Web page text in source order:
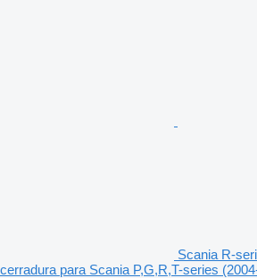
Scania R-
cerradura para Scania P,G,R,T-series